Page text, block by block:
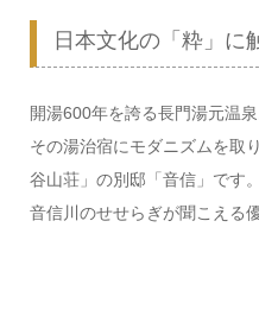
日本文化の「粋」に
開湯600年を誇る長門湯元温泉
その湯治宿にモダニズムを取
谷山荘」の別邸「音信」です。
音信川のせせらぎが聞こえる